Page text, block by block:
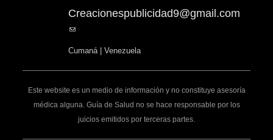
Creacionespublicidad9@gmail.com
(link
mail)
Cumaná | Venezuela
Este website es un medio de información y no constituye asesoría
médica alguna. Guía de Salud no se hace responsable por los
juicios emitidos por terceras partes.